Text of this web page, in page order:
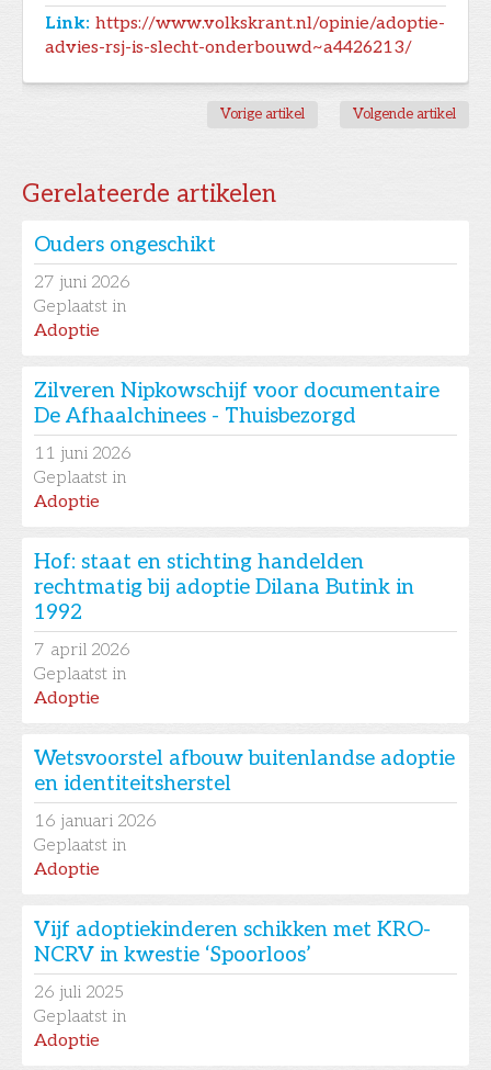
Link: https://www.volkskrant.nl/opinie/adoptie-
advies-rsj-is-slecht-onderbouwd~a4426213/
Vorige artikel Volgende artikel
Gerelateerde artikelen
Ouders ongeschikt
27 juni 2026
Geplaatst in
Adoptie
Zilveren Nipkowschijf voor documentaire
De Afhaalchinees - Thuisbezorgd
11 juni 2026
Geplaatst in
Adoptie
Hof: staat en stichting handelden
rechtmatig bij adoptie Dilana Butink in
1992
7 april 2026
Geplaatst in
Adoptie
Wetsvoorstel afbouw buitenlandse adoptie
en identiteitsherstel
16 januari 2026
Geplaatst in
Adoptie
Vijf adoptiekinderen schikken met KRO-
NCRV in kwestie ‘Spoorloos’
26 juli 2025
Geplaatst in
Adoptie